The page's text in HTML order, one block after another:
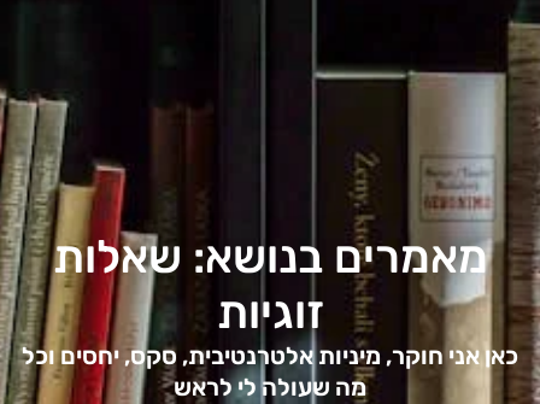
מאמרים בנושא: שאלות
זוגיות
כאן אני חוקר, מיניות אלטרנטיבית, סקס, יחסים וכל
מה שעולה לי לראש